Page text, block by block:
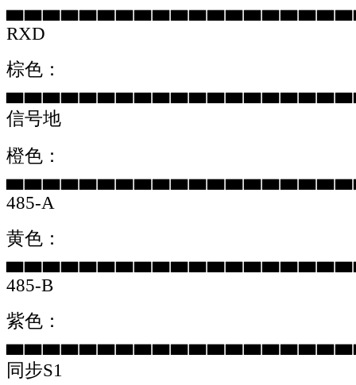
RXD
棕色：
信号地
橙色：
485-A
黄色：
485-B
紫色：
同步S1